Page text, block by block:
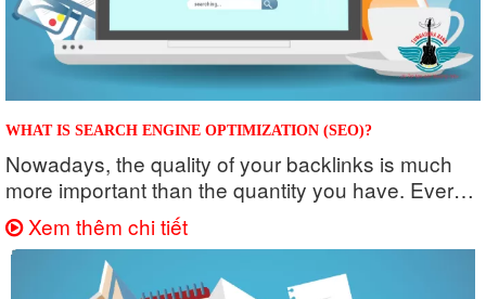
WHAT IS SEARCH ENGINE OPTIMIZATION (SEO)?
Nowadays, the quality of your backlinks is much
more important than the quantity you have. Every
link on your page should be...
Xem thêm chi tiết